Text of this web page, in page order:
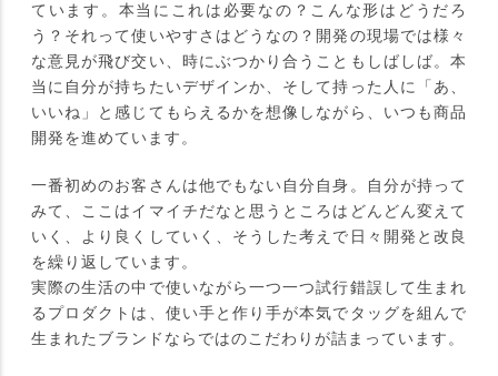
ています。本当にこれは必要なの？こんな形はどうだろ
う？それって使いやすさはどうなの？開発の現場では様々
な意見が飛び交い、時にぶつかり合うこともしばしば。本
当に自分が持ちたいデザインか、そして持った人に「あ、
いいね」と感じてもらえるかを想像しながら、いつも商品
開発を進めています。
一番初めのお客さんは他でもない自分自身。自分が持って
みて、ここはイマイチだなと思うところはどんどん変えて
いく、より良くしていく、そうした考えで日々開発と改良
を繰り返しています。
実際の生活の中で使いながら一つ一つ試行錯誤して生まれ
るプロダクトは、使い手と作り手が本気でタッグを組んで
生まれたブランドならではのこだわりが詰まっています。